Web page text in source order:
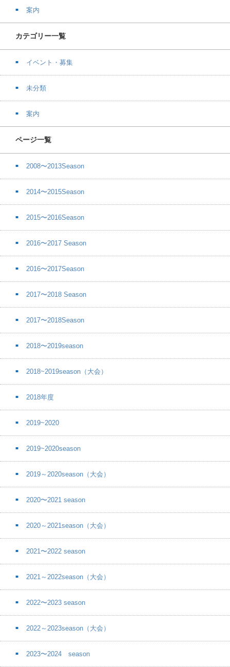
案内
カテゴリー一覧
イベント・募集
未分類
案内
ページ一覧
2008〜2013Season
2014〜2015Season
2015〜2016Season
2016〜2017 Season
2016〜2017Season
2017〜2018 Season
2017〜2018Season
2018〜2019season
2018~2019season（大会）
2018年度
2019~2020
2019~2020season
2019～2020season（大会）
2020〜2021 season
2020～2021season（大会）
2021〜2022 season
2021～2022season（大会）
2022〜2023 season
2022～2023season（大会）
2023〜2024 season